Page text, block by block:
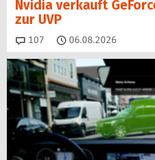
Nvidia verkauft
zur UVP
107 Kommentare
06.08.2026